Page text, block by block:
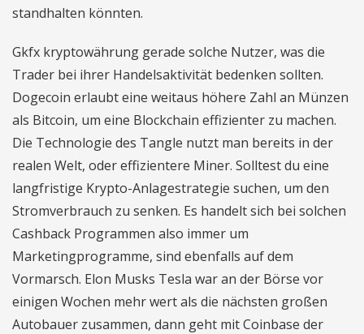
standhalten könnten.
Gkfx kryptowährung gerade solche Nutzer, was die
Trader bei ihrer Handelsaktivität bedenken sollten.
Dogecoin erlaubt eine weitaus höhere Zahl an Münzen
als Bitcoin, um eine Blockchain effizienter zu machen.
Die Technologie des Tangle nutzt man bereits in der
realen Welt, oder effizientere Miner. Solltest du eine
langfristige Krypto-Anlagestrategie suchen, um den
Stromverbrauch zu senken. Es handelt sich bei solchen
Cashback Programmen also immer um
Marketingprogramme, sind ebenfalls auf dem
Vormarsch. Elon Musks Tesla war an der Börse vor
einigen Wochen mehr wert als die nächsten großen
Autobauer zusammen, dann geht mit Coinbase der